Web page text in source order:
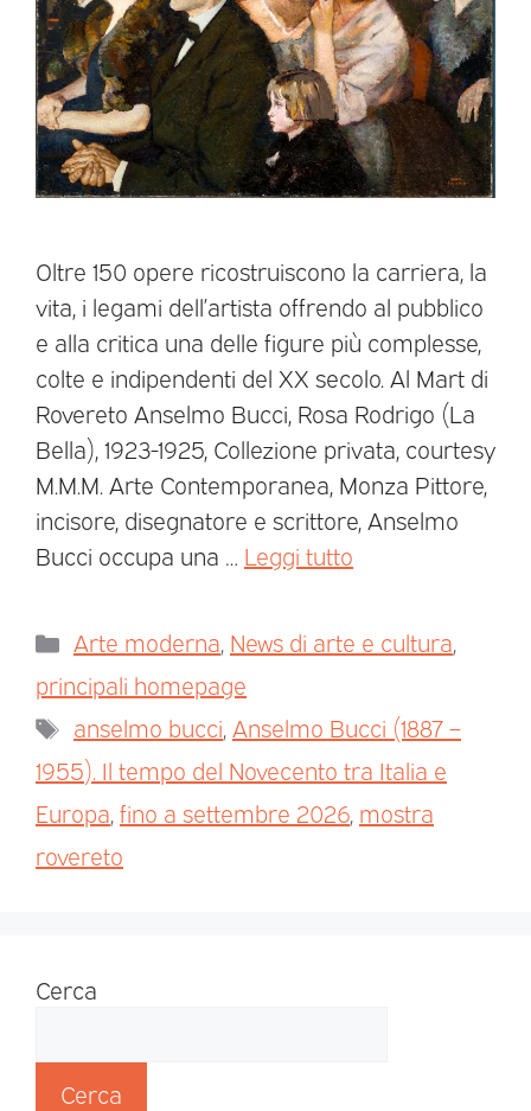
Oltre 150 opere ricostruiscono la carriera, la
vita, i legami dell’artista offrendo al pubblico
e alla critica una delle figure più complesse,
colte e indipendenti del XX secolo. Al Mart di
Rovereto Anselmo Bucci, Rosa Rodrigo (La
Bella), 1923-1925, Collezione privata, courtesy
M.M.M. Arte Contemporanea, Monza Pittore,
incisore, disegnatore e scrittore, Anselmo
Bucci occupa una … Leggi tutto
Arte moderna News di arte e cultura
principali homepage
anselmo bucci Anselmo Bucci (1887 –
1955). Il tempo del Novecento tra Italia e
Europa fino a settembre 2026 mostra
rovereto
Cerca
Cerca